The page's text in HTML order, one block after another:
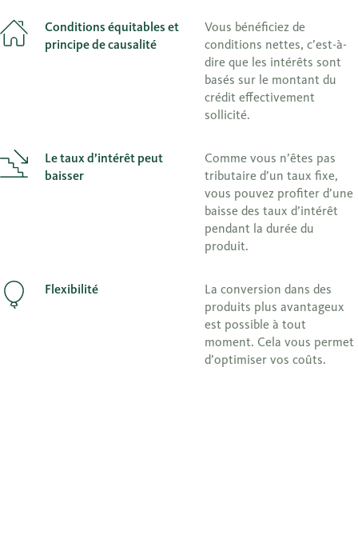
Conditions équitables et
principe de causalité
Vous bénéficiez de
conditions nettes, c’est-à-
dire que les intérêts sont
basés sur le montant du
crédit effectivement
sollicité.
Le taux d’intérêt peut
baisser
Comme vous n’êtes pas
tributaire d’un taux fixe,
vous pouvez profiter d’une
baisse des taux d’intérêt
pendant la durée du
produit.
Flexibilité
La conversion dans des
produits plus avantageux
est possible à tout
moment. Cela vous permet
d’optimiser vos coûts.